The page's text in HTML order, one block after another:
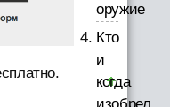
оружие
Кто
и
когда
изобрел